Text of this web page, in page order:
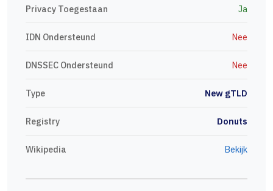
Privacy Toegestaan Ja
IDN Ondersteund Nee
DNSSEC Ondersteund Nee
Type New gTLD
Registry Donuts
Wikipedia Bekijk